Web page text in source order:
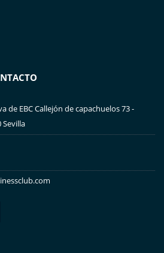
de EBC Callejón de capachuelos 73 -
Sevilla